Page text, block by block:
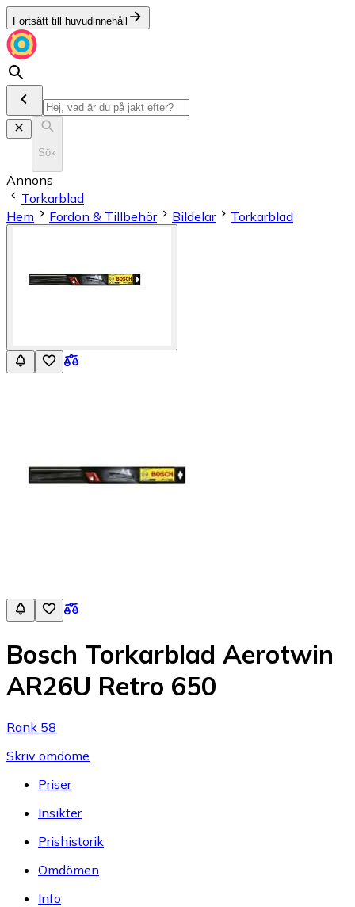
Fortsätt till huvudinnehåll
Sök
Annons
Torkarblad
Hem
Fordon & Tillbehör Bildelar Torkarblad
Bosch Torkarblad Aerotwin
AR26U Retro 650
Rank 58
Skriv omdöme
Priser
Insikter
Prishistorik
Omdömen
Info